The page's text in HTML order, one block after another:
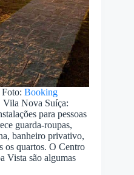
Foto:Booking
| Vila Nova Suíça:
para pessoas
guarda-roupas,
banheiro privativo,
os quartos. O Centro
Vista são algumas